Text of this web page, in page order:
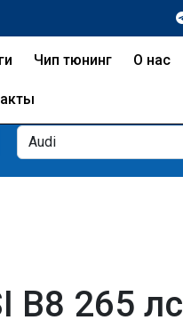
Чип тюнинг О нас
B8 265 лс